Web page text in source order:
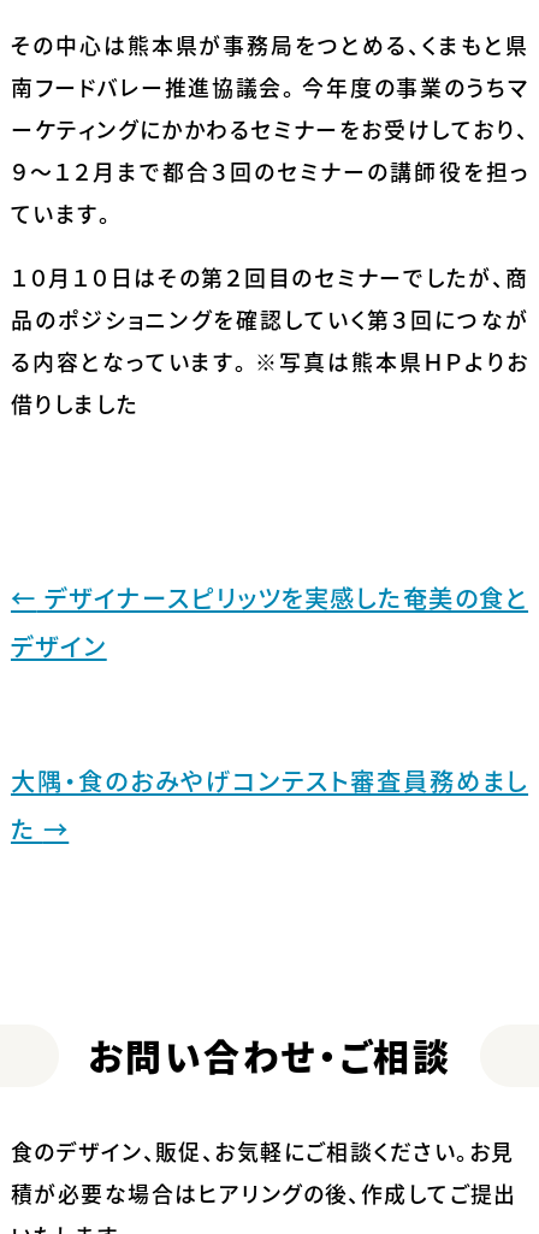
その中心は熊本県が事務局をつとめる、くまもと県
南フードバレー推進協議会。 今年度の事業のうちマ
ーケティングにかかわるセミナーをお受けしており、
９～１２月まで都合３回のセミナーの講師役を担っ
ています。
１０月１０日はその第２回目のセミナーでしたが、商
品のポジショニングを確認していく第３回につなが
る内容となっています。 ※写真は熊本県ＨＰよりお
借りしました
← デザイナースピリッツを実感した奄美の食と
デザイン
大隅・食のおみやげコンテスト審査員務めまし
た →
お問い合わせ・ご相談
食のデザイン、販促、お気軽にご相談ください。お見
積が必要な場合はヒアリングの後、作成してご提出